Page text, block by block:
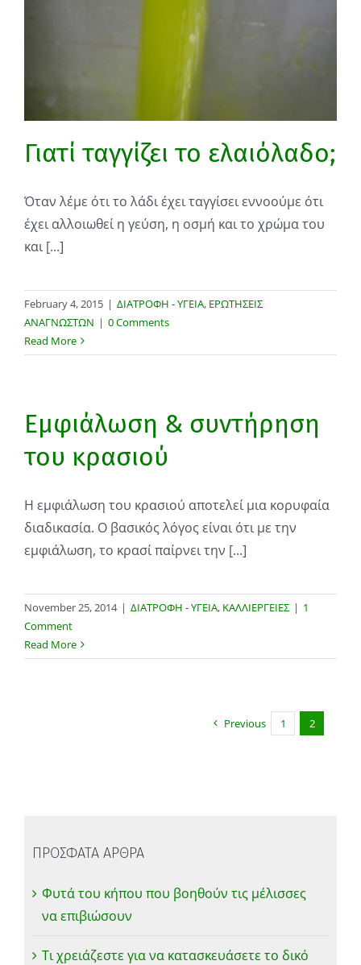
Γιατί ταγγίζει το ελαιόλαδο;
Όταν λέμε ότι το λάδι έχει ταγγίσει εννοούμε ότι
έχει αλλοιωθεί η γεύση, η οσμή και το χρώμα του
και [...]
February 4, 2015 | ΔΙΑΤΡΟΦΗ - ΥΓΕΙΑ, ΕΡΩΤΗΣΕΙΣ
ΑΝΑΓΝΩΣΤΩΝ | 0 Comments
Read More
Εμφιάλωση & συντήρηση
του κρασιού
Η εμφιάλωση του κρασιού αποτελεί μια κορυφαία
διαδικασία. Ο βασικός λόγος είναι ότι με την
εμφιάλωση, το κρασί παίρνει την [...]
November 25, 2014 | ΔΙΑΤΡΟΦΗ - ΥΓΕΙΑ, ΚΑΛΛΙΕΡΓΕΙΕΣ | 1
Comment
Read More
Previous 1 2
ΠΡΟΣΦΑΤΑ ΑΡΘΡΑ
Φυτά του κήπου που βοηθούν τις μέλισσες
να επιβιώσουν
Τι χρειάζεστε για να κατασκευάσετε το δικό